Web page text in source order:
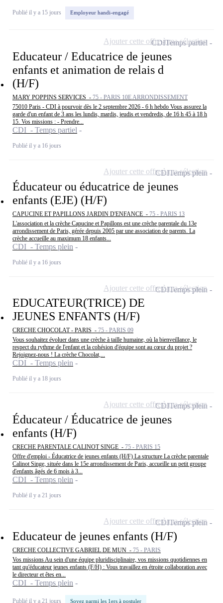
Publié il y a 15 jours Employeur handi-engagé
Educateur / Educatrice de jeunes
enfants et animation de relais d
(H/F)
MARY POPPINS SERVICES - 75 - PARIS 10E ARRONDISSEMENT
75010 Paris - CDI à pourvoir dès le 2 septembre 2026 - 6 h hebdo Vous assurez la
garde d'un enfant de 3 ans les lundis, mardis, jeudis et vendredis, de 16 h 45 à 18 h
15. Vos missions : - Prendre...
CDI - Temps partiel
Publié il y a 16 jours
CDITemps partiel
Ajouter cette offre à ma sélection
Éducateur ou éducatrice de jeunes
enfants (EJE) (H/F)
CAPUCINE ET PAPILLONS JARDIN D'ENFANCE - 75 - PARIS 13
L'association et la crèche Capucine et Papillons est une crèche parentale du 13e
arrondissement de Paris, gérée depuis 2005 par une association de parents. La
crèche accueille au maximum 18 enfants...
CDI - Temps plein
Publié il y a 16 jours
CDITemps plein
Ajouter cette offre à ma sélection
EDUCATEUR(TRICE) DE
JEUNES ENFANTS (H/F)
CRECHE CHOCOLAT - PARIS - 75 - PARIS 09
Vous souhaitez évoluer dans une crèche à taille humaine, où la bienveillance, le
respect du rythme de l'enfant et la cohésion d'équipe sont au cœur du projet ?
Rejoignez-nous ! La crèche Chocolat,...
CDI - Temps plein
Publié il y a 18 jours
CDITemps plein
Ajouter cette offre à ma sélection
Éducateur / Éducatrice de jeunes
enfants (H/F)
CRECHE PARENTALE CALINOT SINGE - 75 - PARIS 15
Offre d'emploi - Éducatrice de jeunes enfants (H/F) La structure La crèche parentale
Calinot Singe, située dans le 15e arrondissement de Paris, accueille un petit groupe
d'enfants âgés de 6 mois à 3...
CDI - Temps plein
Publié il y a 21 jours
CDITemps plein
Ajouter cette offre à ma sélection
Educateur de jeunes enfants (H/F)
CRECHE COLLECTIVE GABRIEL DE MUN - 75 - PARIS
Vos missions Au sein d'une équipe pluridisciplinaire, vos missions quotidiennes en
tant qu'éducateur jeunes enfants (F/H) : Vous travaillez en étroite collaboration avec
le directeur et êtes en...
CDI - Temps plein
Publié il y a 21 jours Soyez parmi les 1ers à postuler
CDITemps plein
Ajouter cette offre à ma sélection